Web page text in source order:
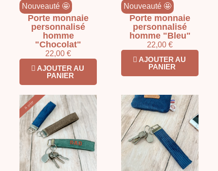
Nouveauté 🤩
Porte monnaie
personnalisé
homme
"Chocolat"
22,00 €
AJOUTER AU
PANIER
Nouveauté 🤩
Porte monnaie
personnalisé
homme "Bleu"
22,00 €
AJOUTER AU
PANIER